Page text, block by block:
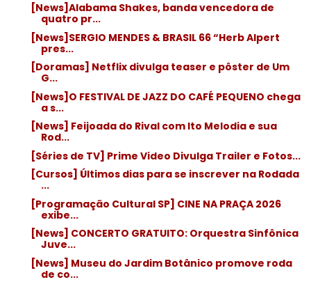
[News]Alabama Shakes, banda vencedora de
quatro pr...
[News]SERGIO MENDES & BRASIL 66 “Herb Alpert
pres...
[Doramas] Netflix divulga teaser e pôster de Um
G...
[News]O FESTIVAL DE JAZZ DO CAFÉ PEQUENO chega
a s...
[News] Feijoada do Rival com Ito Melodia e sua
Rod...
[Séries de TV] Prime Video Divulga Trailer e Fotos...
[Cursos] Últimos dias para se inscrever na Rodada
...
[Programação Cultural SP] CINE NA PRAÇA 2026
exibe...
[News] CONCERTO GRATUITO: Orquestra Sinfônica
Juve...
[News] Museu do Jardim Botânico promove roda
de co...